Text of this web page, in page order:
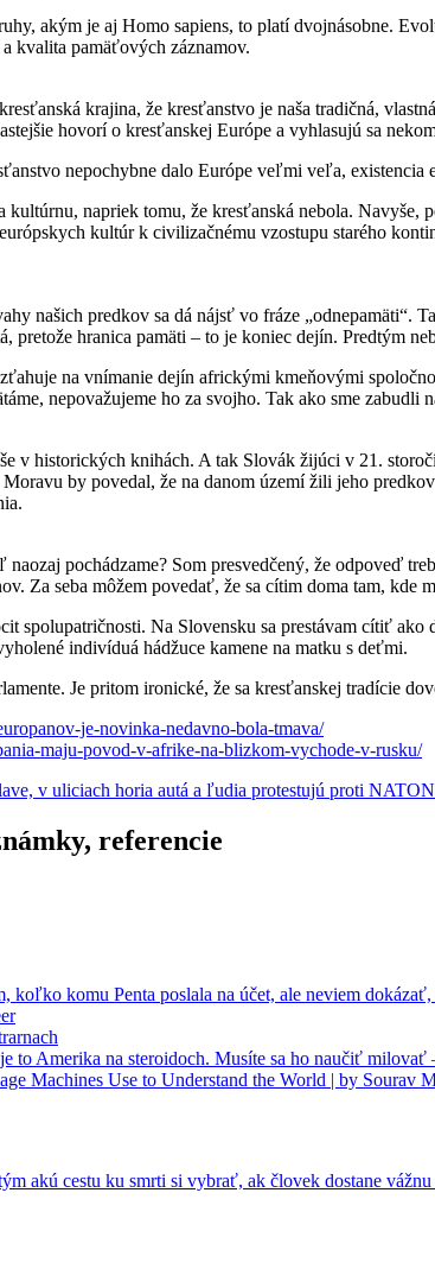
akým je aj Homo sapiens, to platí dvojnásobne.
kvalita pamäťových záznamov.
krajina, že kresťanstvo je naša tradičná,
hovorí o kresťanskej Európe a vyhlasujú sa
nepochybne dalo Európe veľmi veľa, existencia
napriek tomu, že kresťanská nebola.
kultúr k civilizačnému vzostupu starého
našich predkov sa dá nájsť vo fráze
pretože hranica pamäti – to je koniec dejín. Predtým
na vnímanie dejín africkými kmeňovými
nepovažujeme ho za svojho. Tak ako sme
v historických knihách. A tak Slovák žijúci v 21.
by povedal, že na danom území žili jeho
pochádzame? Som presvedčený, že odpoveď
Za seba môžem povedať, že sa cítim doma tam,
spolupatričnosti. Na Slovensku sa prestávam cítiť
indivíduá hádžuce kamene na matku s deťmi.
Je pritom ironické, že sa kresťanskej tradície
je-novinka-nedavno-bola-tmava/
maju-povod-v-afrike-na-blizkom-vychode-v-rusku/
v uliciach horia autá a ľudia protestujú proti NATO
referencie
koľko komu Penta poslala na účet, ale neviem
to Amerika na steroidoch. Musíte sa ho naučiť
Machines Use to Understand the World | by Sourav
akú cestu ku smrti si vybrať, ak človek dostane